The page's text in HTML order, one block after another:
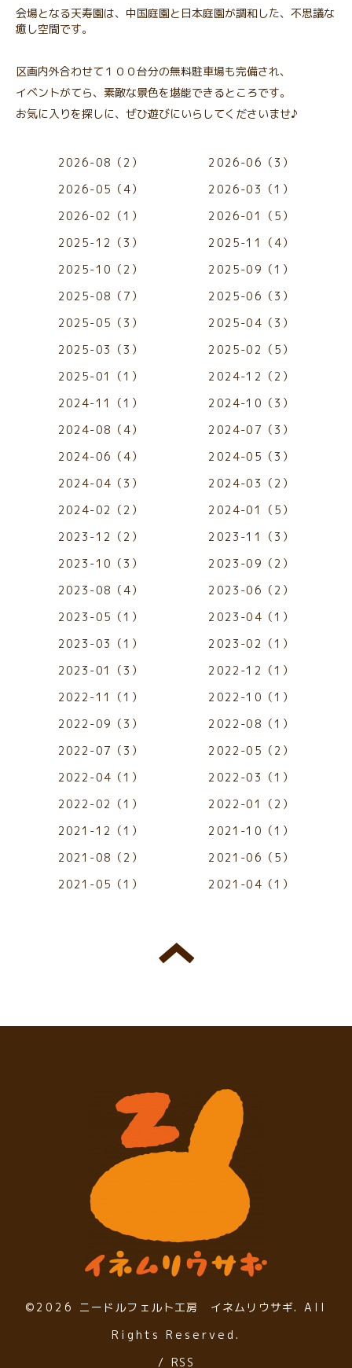
会場となる天寿園は、中国庭園と日本庭園が調和した、不思議な
癒し空間です。
区画内外合わせて１００台分の無料駐車場も完備され、
イベントがてら、素敵な景色を堪能できるところです。
お気に入りを探しに、ぜひ遊びにいらしてくださいませ♪
2026-08（2）
2026-06（3）
2026-05（4）
2026-03（1）
2026-02（1）
2026-01（5）
2025-12（3）
2025-11（4）
2025-10（2）
2025-09（1）
2025-08（7）
2025-06（3）
2025-05（3）
2025-04（3）
2025-03（3）
2025-02（5）
2025-01（1）
2024-12（2）
2024-11（1）
2024-10（3）
2024-08（4）
2024-07（3）
2024-06（4）
2024-05（3）
2024-04（3）
2024-03（2）
2024-02（2）
2024-01（5）
2023-12（2）
2023-11（3）
2023-10（3）
2023-09（2）
2023-08（4）
2023-06（2）
2023-05（1）
2023-04（1）
2023-03（1）
2023-02（1）
2023-01（3）
2022-12（1）
2022-11（1）
2022-10（1）
2022-09（3）
2022-08（1）
2022-07（3）
2022-05（2）
2022-04（1）
2022-03（1）
2022-02（1）
2022-01（2）
2021-12（1）
2021-10（1）
2021-08（2）
2021-06（5）
2021-05（1）
2021-04（1）
©2026 ニードルフェルト工房 イネムリウサギ. All
Rights Reserved.
/RSS